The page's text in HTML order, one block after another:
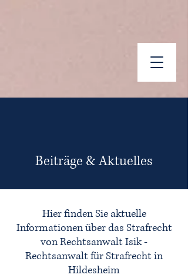
Beiträge & Aktuelles
Hier finden Sie aktuelle
Informationen über das Strafrecht
von Rechtsanwalt Isik -
Rechtsanwalt für Strafrecht in
Hildesheim